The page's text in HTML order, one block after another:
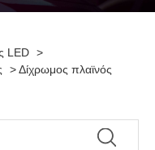
LED >
> Δίχρωμος πλαϊνός